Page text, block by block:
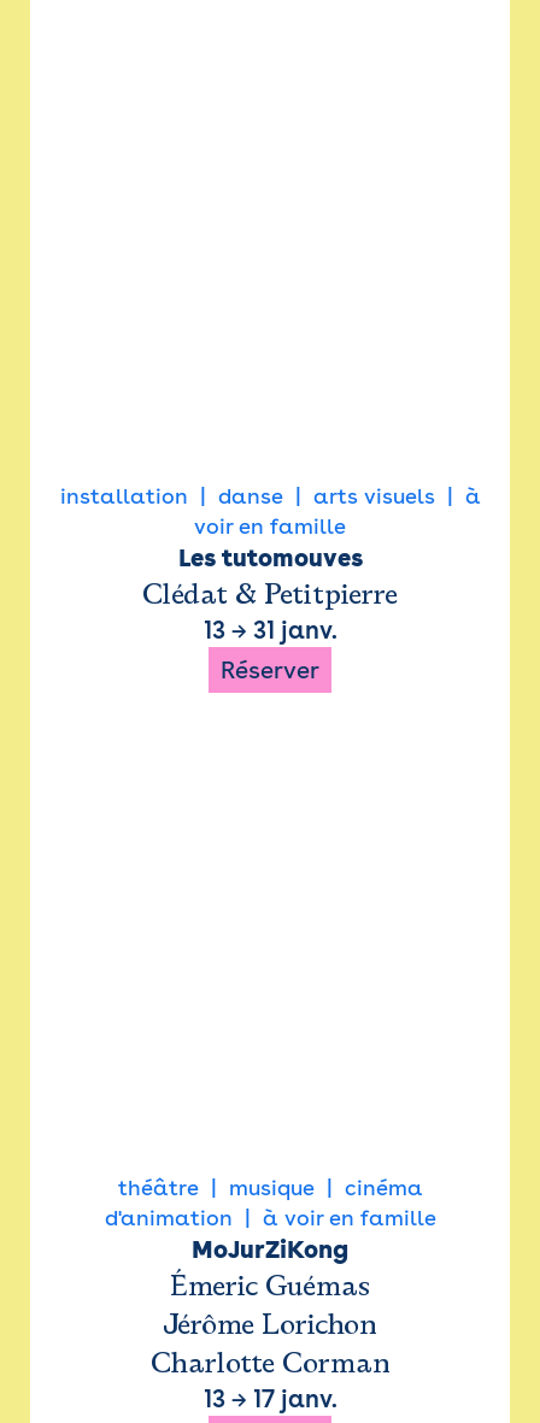
installation danse arts visuels
à
voir en famille
Les tutomouves
Clédat & Petitpierre
13→ 31 janv.
Réserver
théâtre musique
cinéma
d'animation
à voir en famille
MoJurZiKong
Émeric Guémas
Jérôme Lorichon
Charlotte Corman
13→ 17 janv.